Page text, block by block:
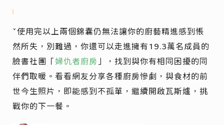
ˇ使用完以上兩個錦囊仍無法讓你的廚藝精進感到悵
然所失，別難過，你還可以走進擁有19.3萬名成員的
臉書社團「婦仇者廚房 」，找到與你有相同困擾的同
伴們取暖。看看網友分享各種廚房慘劇，與食材的前
世今生照片，即能感到不孤單，繼續開啟瓦斯爐，挑
戰你的下一餐。